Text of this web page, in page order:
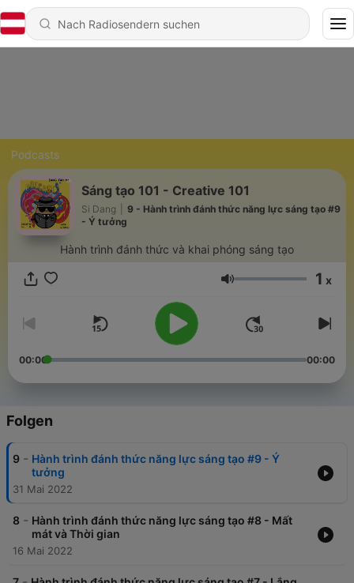
Podcasts
Sáng tạo 101 - Creative 101
Si Dang
9 - Hành trình đánh thức năng lực sáng tạo #9
- Ý tưởng
Hành trình đánh thức và khai phóng sáng tạo
Lautstärke 1 x
00:00 00:00
Folgen
9 - Hành trình đánh thức năng lực sáng tạo #9 - Ý
tưởng
31 Mai 2022
8 - Hành trình đánh thức năng lực sáng tạo #8 - Mất
mát và Thời gian
16 Mai 2022